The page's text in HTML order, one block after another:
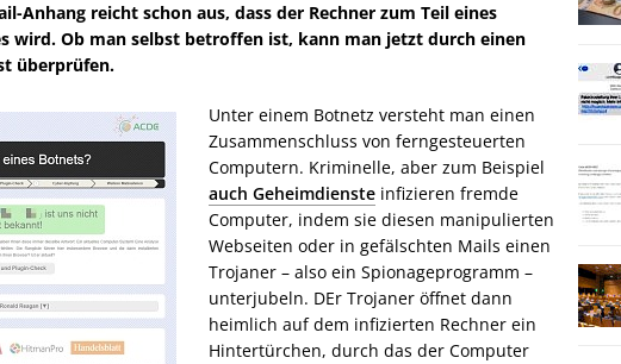
Anhang reicht schon aus, dass der Rechner zum Teil eines
wird. Ob man selbst betroffen ist, kann man jetzt durch einen
überprüfen.
Unter einem Botnetz versteht man einen
Zusammenschluss von ferngesteuerten
Computern. Kriminelle, aber zum Beispiel
auch Geheimdienste infizieren fremde
Computer, indem sie diesen manipulierten
Webseiten oder in gefälschten Mails einen
Trojaner – also ein Spionageprogramm –
unterjubeln. DEr Trojaner öffnet dann
heimlich auf dem infizierten Rechner ein
Hintertürchen, durch das der Computer